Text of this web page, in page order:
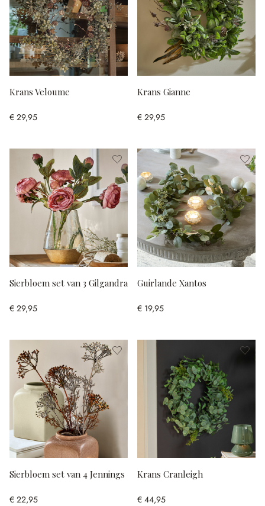
Krans Veloume
€ 29,95
Krans Gianne
€ 29,95
Sierbloem set van 3 Gilgandra
€ 29,95
Guirlande Xantos
€ 19,95
Sierbloem set van 4 Jennings
€ 22,95
Krans Cranleigh
€ 44,95